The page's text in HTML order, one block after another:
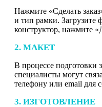
Нажмите «Сделать
и тип рамки. Загрузите
конструктор, нажмите
2. МАКЕТ
В процессе подготовки
специалисты могут
телефону или email для
3. ИЗГОТОВЛЕНИЕ